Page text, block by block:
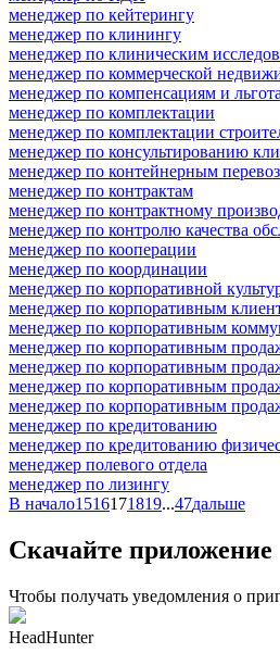
менеджер по кейтерингу
менеджер по клинингу
менеджер по клиническим
менеджер по коммерческой
менеджер по компенсациям и
менеджер по комплектации
менеджер по комплектации
менеджер по консультированию
менеджер по контейнерным
менеджер по контрактам
менеджер по контрактному
менеджер по контролю качества
менеджер по кооперации
менеджер по координации
менеджер по корпоративной
менеджер по корпоративным
менеджер по корпоративным
менеджер по корпоративным
менеджер по корпоративным
менеджер по корпоративным
менеджер по корпоративным
менеджер по кредитованию
менеджер по кредитованию
менеджер полевого отдела
менеджер по лизингу
В начало1516171819...47дальше
Скачайте приложение
Чтобы получать уведомления о
HeadHunter